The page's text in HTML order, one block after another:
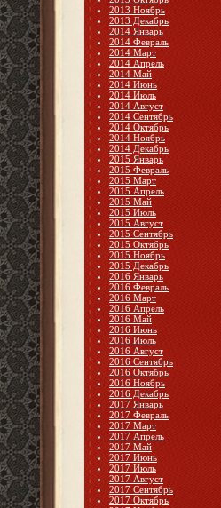
2013 Ноябрь
2013 Декабрь
2014 Январь
2014 Февраль
2014 Март
2014 Апрель
2014 Май
2014 Июнь
2014 Июль
2014 Август
2014 Сентябрь
2014 Октябрь
2014 Ноябрь
2014 Декабрь
2015 Январь
2015 Февраль
2015 Март
2015 Апрель
2015 Май
2015 Июль
2015 Август
2015 Сентябрь
2015 Октябрь
2015 Ноябрь
2015 Декабрь
2016 Январь
2016 Февраль
2016 Март
2016 Апрель
2016 Май
2016 Июнь
2016 Июль
2016 Август
2016 Сентябрь
2016 Октябрь
2016 Ноябрь
2016 Декабрь
2017 Январь
2017 Февраль
2017 Март
2017 Апрель
2017 Май
2017 Июнь
2017 Июль
2017 Август
2017 Сентябрь
2017 Октябрь